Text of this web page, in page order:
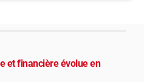
et financière évolue en